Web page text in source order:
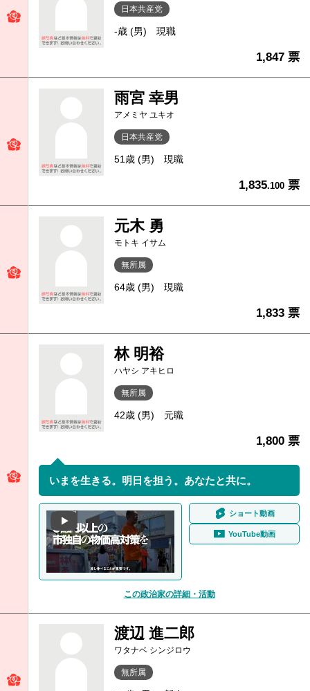
日本共産党
-歳 (男) 現職
1,847 票
雨宮 幸男
アメミヤ ユキオ
日本共産党
51歳 (男) 現職
1,835.100 票
元木 勇
モトキ イサム
無所属
64歳 (男) 現職
1,833 票
林 明裕
ハヤシ アキヒロ
無所属
42歳 (男) 元職
1,800 票
いまを生きる。明日を担う。あなたと共に。
ショート動画
YouTube動画
この政治家の詳細・活動
渡辺 進二郎
ワタナベ シンジロウ
無所属